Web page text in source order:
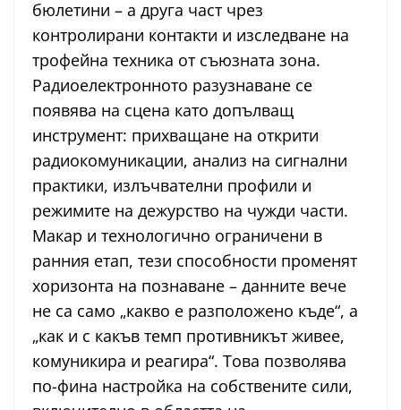
бюлетини – а друга част чрез
контролирани контакти и изследване на
трофейна техника от съюзната зона.
Радиоелектронното разузнаване се
появява на сцена като допълващ
инструмент: прихващане на открити
радиокомуникации, анализ на сигнални
практики, излъчвателни профили и
режимите на дежурство на чужди части.
Макар и технологично ограничени в
ранния етап, тези способности променят
хоризонта на познаване – данните вече
не са само „какво е разположено къде“, а
„как и с какъв темп противникът живее,
комуникира и реагира“. Това позволява
по-фина настройка на собствените сили,